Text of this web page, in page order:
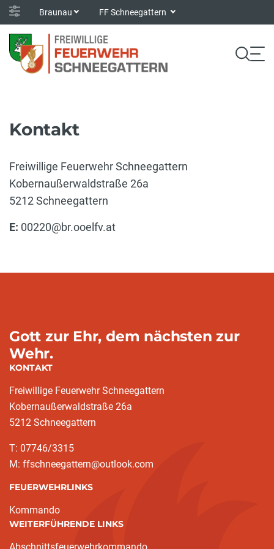
Braunau FF Schneegattern
Kontakt
Freiwillige Feuerwehr Schneegattern
Kobernaußerwaldstraße 26a
5212 Schneegattern
E: 00220@br.ooelfv.at
Gott zur Ehr, dem nächsten zur
Wehr.
KONTAKT
Freiwillige Feuerwehr Schneegattern
Kobernaußerwaldstraße 26a
5212 Schneegattern
T: 07746/3315
M: ffschneegattern@outlook.com
FEUERWEHRLINKS
Kommando
WEITERFÜHRENDE LINKS